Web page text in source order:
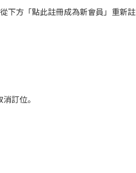
下方「點此註冊成為新會員」重新註
訂位。